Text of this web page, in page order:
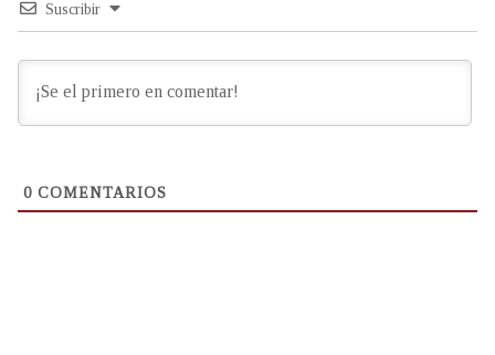
Suscribir
0 COMENTARIOS